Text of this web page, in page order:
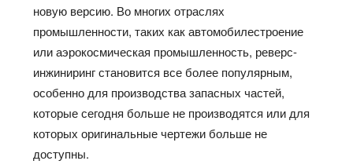
новую версию. Во многих отраслях
промышленности, таких как автомобилестроение
или аэрокосмическая промышленность, реверс-
инжиниринг становится все более популярным,
особенно для производства запасных частей,
которые сегодня больше не производятся или для
которых оригинальные чертежи больше не
доступны.